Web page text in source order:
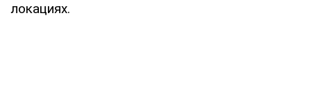
локациях.